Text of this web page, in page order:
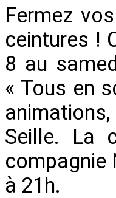
Fermez
ceintures !
8 au
« Tous en
Seille. La
compagnie
à 21h.